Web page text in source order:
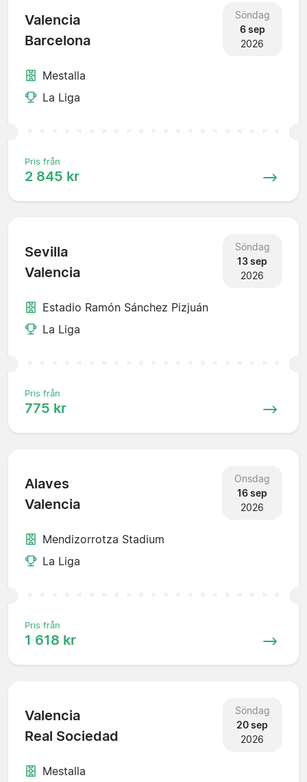
Valencia
Barcelona
Söndag
6 sep
2026
Mestalla
La Liga
Pris från
2 845 kr
Sevilla
Valencia
Söndag
13 sep
2026
Estadio Ramón Sánchez Pizjuán
La Liga
Pris från
775 kr
Alaves
Valencia
Onsdag
16 sep
2026
Mendizorrotza Stadium
La Liga
Pris från
1 618 kr
Valencia
Real Sociedad
Söndag
20 sep
2026
Mestalla